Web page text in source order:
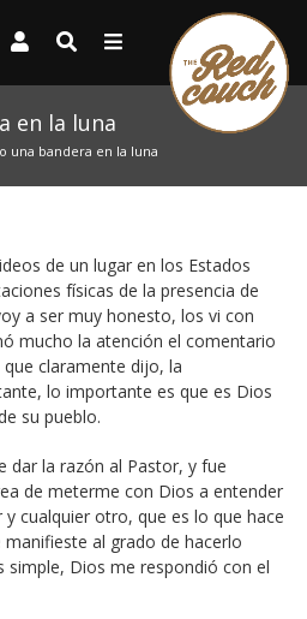
en la luna
una bandera en la luna
de un lugar en los Estados
físicas de la presencia de
a ser muy honesto, los vi con
mucho la atención el comentario
claramente dijo, la
lo importante es que es Dios
su pueblo.
dar la razón al Pastor, y fue
de meterme con Dios a entender
cualquier otro, que es lo que hace
al grado de hacerlo
simple, Dios me respondió con el